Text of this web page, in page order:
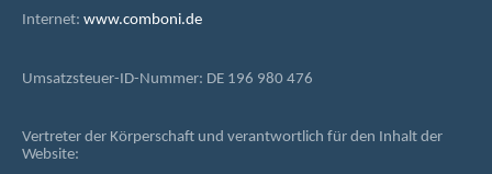
Internet: www.comboni.de
Umsatzsteuer-ID-Nummer: DE 196 980 476
Vertreter der Körperschaft und verantwortlich für den Inhalt der
Website: